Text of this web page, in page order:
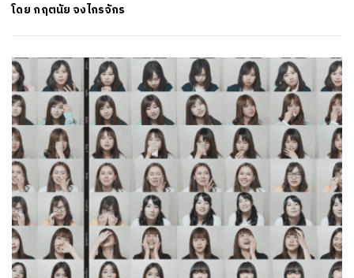
โดย กฤตนัย จงไกรจักร
ค้นหา
SHARE TWEET LINE EMAIL